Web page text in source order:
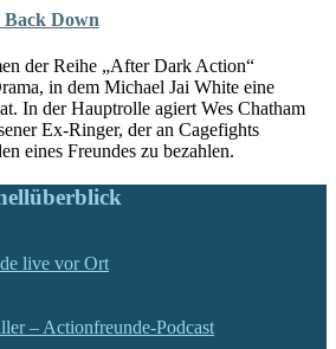
Down
der Reihe „After Dark Action“
in dem Michael Jai White eine
In der Hauptrolle agiert Wes Chatham
Ex-Ringer, der an Cagefights
eines Freundes zu bezahlen.
live vor Ort
– Actionfreunde-Podcast